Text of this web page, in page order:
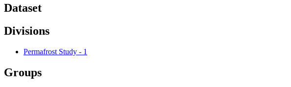
Dataset
Divisions
Permafrost Study - 1
Groups